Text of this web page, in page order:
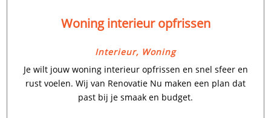
Woning interieur opfrissen
Interieur, Woning
Je wilt jouw woning interieur opfrissen en snel sfeer en
rust voelen.​ Wij van Renovatie Nu maken een plan dat
past bij je smaak en budget.​